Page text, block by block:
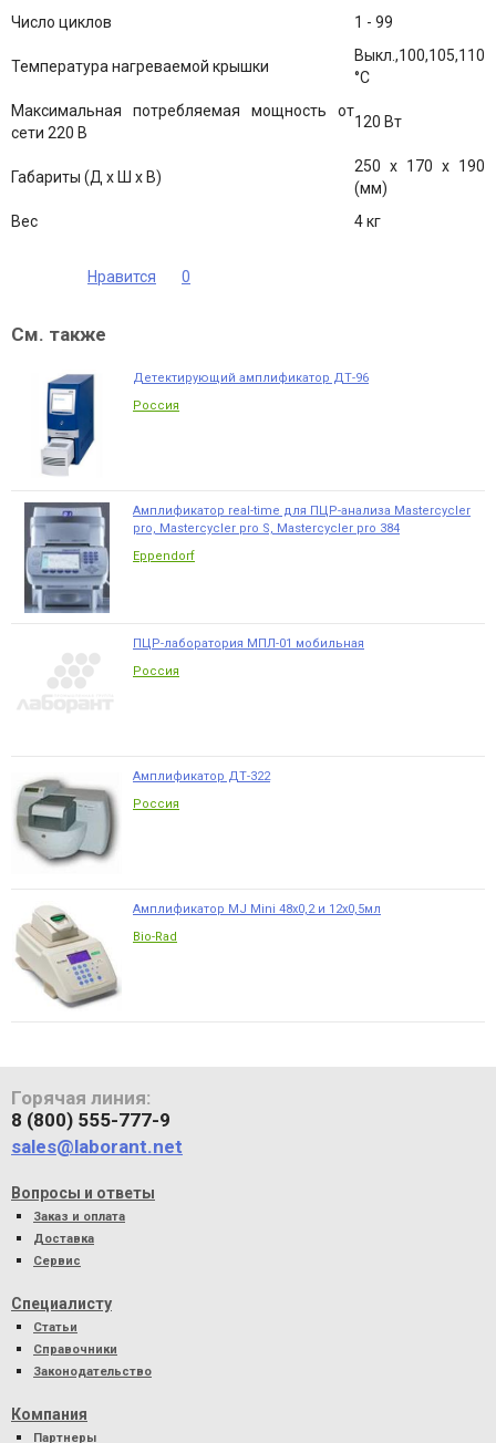
Число циклов 1 - 99
Температура нагреваемой крышки
Выкл.,100,105,110
°С
Максимальная потребляемая мощность от
сети 220 В
120 Вт
Габариты (Д х Ш х В)
250 х 170 х 190
(мм)
Вес
4 кг
Нравится 0
См. также
Детектирующий амплификатор ДТ-96
Россия
Амплификатор real-time для ПЦР-анализа Mastercycler
pro, Mastercycler pro S, Mastercycler pro 384
Eppendorf
ПЦР-лаборатория МПЛ-01 мобильная
Россия
Амплификатор ДТ-322
Россия
Амплификатор MJ Mini 48х0,2 и 12х0,5мл
Bio-Rad
Горячая линия:
8 (800) 555-777-9
sales@laborant.net
Вопросы и ответы
Заказ и оплата
Доставка
Сервис
Специалисту
Статьи
Справочники
Законодательство
Компания
Партнеры